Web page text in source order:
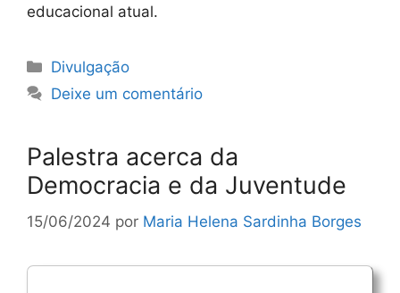
educacional atual.
Categorias
Divulgação
Deixe um comentário
Palestra acerca da
Democracia e da Juventude
15/06/2024 por Maria Helena Sardinha Borges